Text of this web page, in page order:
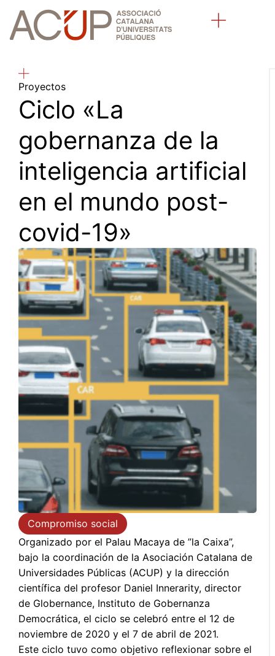
Proyectos
Ciclo «La
gobernanza de la
inteligencia artificial
en el mundo post-
covid-19»
Compromiso social
Organizado por el Palau Macaya de ”la Caixa”,
bajo la coordinación de la Asociación Catalana de
Universidades Públicas (ACUP) y la dirección
científica del profesor Daniel Innerarity, director
de Globernance, Instituto de Gobernanza
Democrática, el ciclo se celebró entre el 12 de
noviembre de 2020 y el 7 de abril de 2021.
Este ciclo tuvo como objetivo reflexionar sobre el